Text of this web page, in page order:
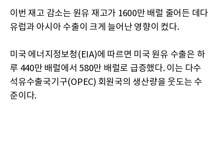
이번 재고 감소는 원유 재고가 1600만 배럴 줄어든 데다
유럽과 아시아 수출이 크게 늘어난 영향이 컸다.
미국 에너지정보청(EIA)에 따르면 미국 원유 수출은 하
루 440만 배럴에서 580만 배럴로 급증했다. 이는 다수
석유수출국기구(OPEC) 회원국의 생산량을 웃도는 수
준이다.